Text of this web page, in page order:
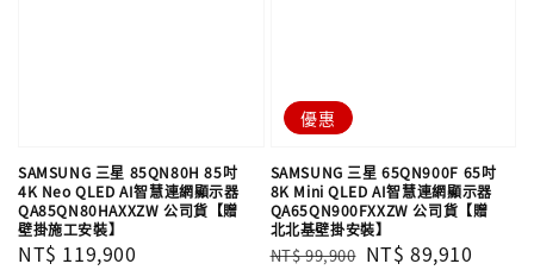
SAMSUNG 三星 85QN80H 85吋
4K Neo QLED AI智慧連網顯示器
QA85QN80HAXXZW 公司貨【贈
壁掛施工安裝】
Regular
NT$ 119,900
優惠
SAMSUNG 三星 65QN900F 65吋
8K Mini QLED AI智慧連網顯示器
QA65QN900FXXZW 公司貨【贈
北北基壁掛安裝】
Regular
NT$ 99,900 Sale
NT$ 89,910